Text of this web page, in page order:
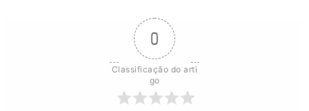
0
Classificação do arti
go